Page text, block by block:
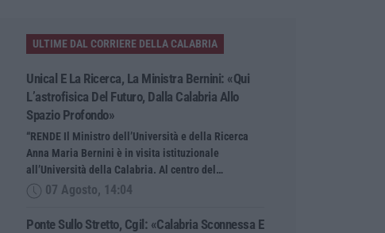
ULTIME DAL CORRIERE DELLA CALABRIA
Unical E La Ricerca, La Ministra Bernini: «Qui
L’astrofisica Del Futuro, Dalla Calabria Allo
Spazio Profondo»
“RENDE Il Ministro dell’Università e della Ricerca
Anna Maria Bernini è in visita istituzionale
all’Università della Calabria. Al centro del…
07 Agosto, 14:04
Ponte Sullo Stretto, Cgil: «Calabria Sconnessa E